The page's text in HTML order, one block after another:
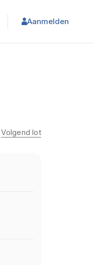
Aanmelden
Volgend lot